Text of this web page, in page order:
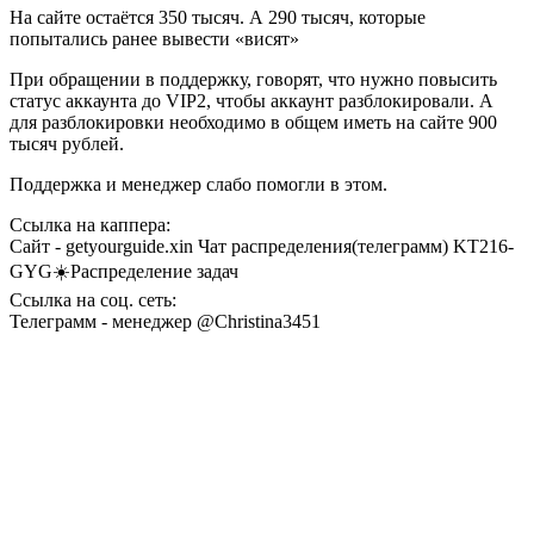
На сайте остаётся 350 тысяч. А 290 тысяч, которые
попытались ранее вывести «висят»
При обращении в поддержку, говорят, что нужно повысить
статус аккаунта до VIP2, чтобы аккаунт разблокировали. А
для разблокировки необходимо в общем иметь на сайте 900
тысяч рублей.
Поддержка и менеджер слабо помогли в этом.
Ссылка на каппера:
Сайт - getyourguide.xin Чат распределения(телеграмм) KT216-
GYG☀️Распределение задач
Ссылка на соц. сеть:
Телеграмм - менеджер @Christina3451